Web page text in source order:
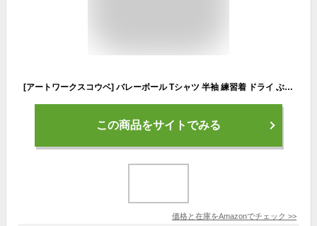
[アートワークスコウベ] バレーボール Tシャツ 半袖 練習着 ドライ ぶろっくするニャー ユニセックス M ネイビー
この商品をサイトでみる
価格と在庫をAmazonでチェック >>